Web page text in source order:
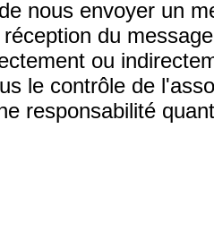
nous envoyer un
du
ou
le contrôle de
responsabilité